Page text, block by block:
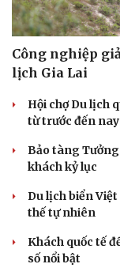
Công nghiệp
lịch Gia Lai
Hội chợ Du lịch
từ trước đến nay
Bảo tàng
khách kỷ lục
Du lịch biển
thế tự nhiên
Khách quốc tế
số nổi bật